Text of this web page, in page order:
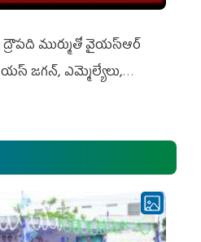
ద్రౌప‌ది ముర్ముతో వైయ‌స్ఆర్
జ‌గ‌న్, ఎమ్మెల్యేలు,